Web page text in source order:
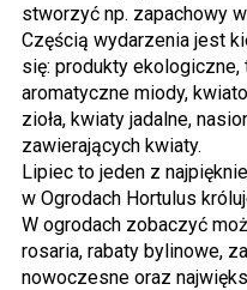
stworzyć np. zapachowy
Częścią wydarzenia jest
się: produkty ekologiczne,
aromatyczne miody,
zioła, kwiaty jadalne,
zawierających kwiaty.
Lipiec to jeden z
w Ogrodach Hortulus
W ogrodach zobaczyć
rosaria, rabaty bylinowe,
nowoczesne oraz